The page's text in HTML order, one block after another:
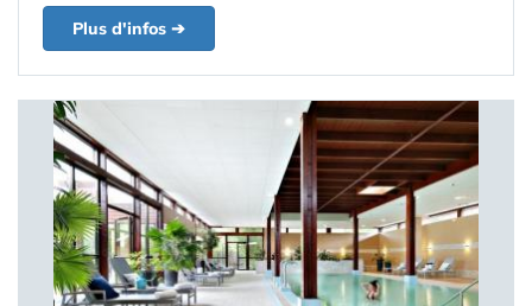
Plus d'infos ➔